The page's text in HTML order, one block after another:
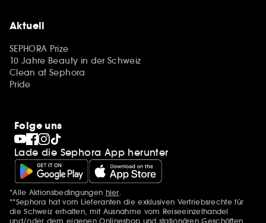
Aktuell
SEPHORA Prize
10 Jahre Beauty in der Schweiz
Clean at Sephora
Pride
Folge uns
Lade die Sephora App herunter
Zusätzlich Erwähnungen
*Alle Aktionsbedingungen hier
**Sephora hat vom Lieferanten die exklusiven Vertriebsrechte für
die Schweiz erhalten, mit Ausnahme vom Reiseeinzelhandel
und/oder dem eigenen Onlineshop und stationären Geschäften